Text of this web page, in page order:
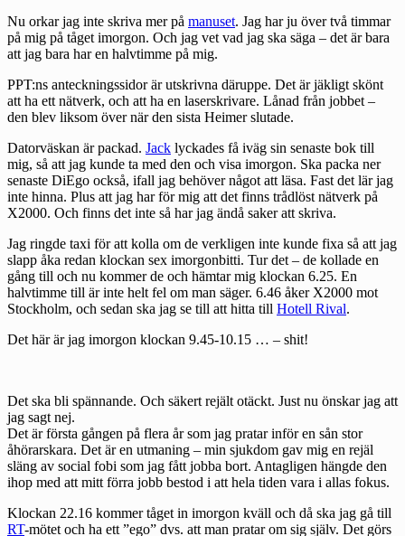
Nu orkar jag inte skriva mer på manuset. Jag har ju över två timmar
på mig på tåget imorgon. Och jag vet vad jag ska säga – det är bara
att jag bara har en halvtimme på mig.
PPT:ns anteckningssidor är utskrivna däruppe. Det är jäkligt skönt
att ha ett nätverk, och att ha en laserskrivare. Lånad från jobbet –
den blev liksom över när den sista Heimer slutade.
Datorväskan är packad. Jack lyckades få iväg sin senaste bok till
mig, så att jag kunde ta med den och visa imorgon. Ska packa ner
senaste DiEgo också, ifall jag behöver något att läsa. Fast det lär jag
inte hinna. Plus att jag har för mig att det finns trådlöst nätverk på
X2000. Och finns det inte så har jag ändå saker att skriva.
Jag ringde taxi för att kolla om de verkligen inte kunde fixa så att jag
slapp åka redan klockan sex imorgonbitti. Tur det – de kollade en
gång till och nu kommer de och hämtar mig klockan 6.25. En
halvtimme till är inte helt fel om man säger. 6.46 åker X2000 mot
Stockholm, och sedan ska jag se till att hitta till Hotell Rival.
Det här är jag imorgon klockan 9.45-10.15 … – shit!
Det ska bli spännande. Och säkert rejält otäckt. Just nu önskar jag att
jag sagt nej.
Det är första gången på flera år som jag pratar inför en sån stor
åhörarskara. Det är en utmaning – min sjukdom gav mig en rejäl
släng av social fobi som jag fått jobba bort. Antagligen hängde den
ihop med att mitt förra jobb bestod i att hela tiden vara i allas fokus.
Klockan 22.16 kommer tåget in imorgon kväll och då ska jag gå till
RT-mötet och ha ett ”ego” dvs. att man pratar om sig själv. Det görs